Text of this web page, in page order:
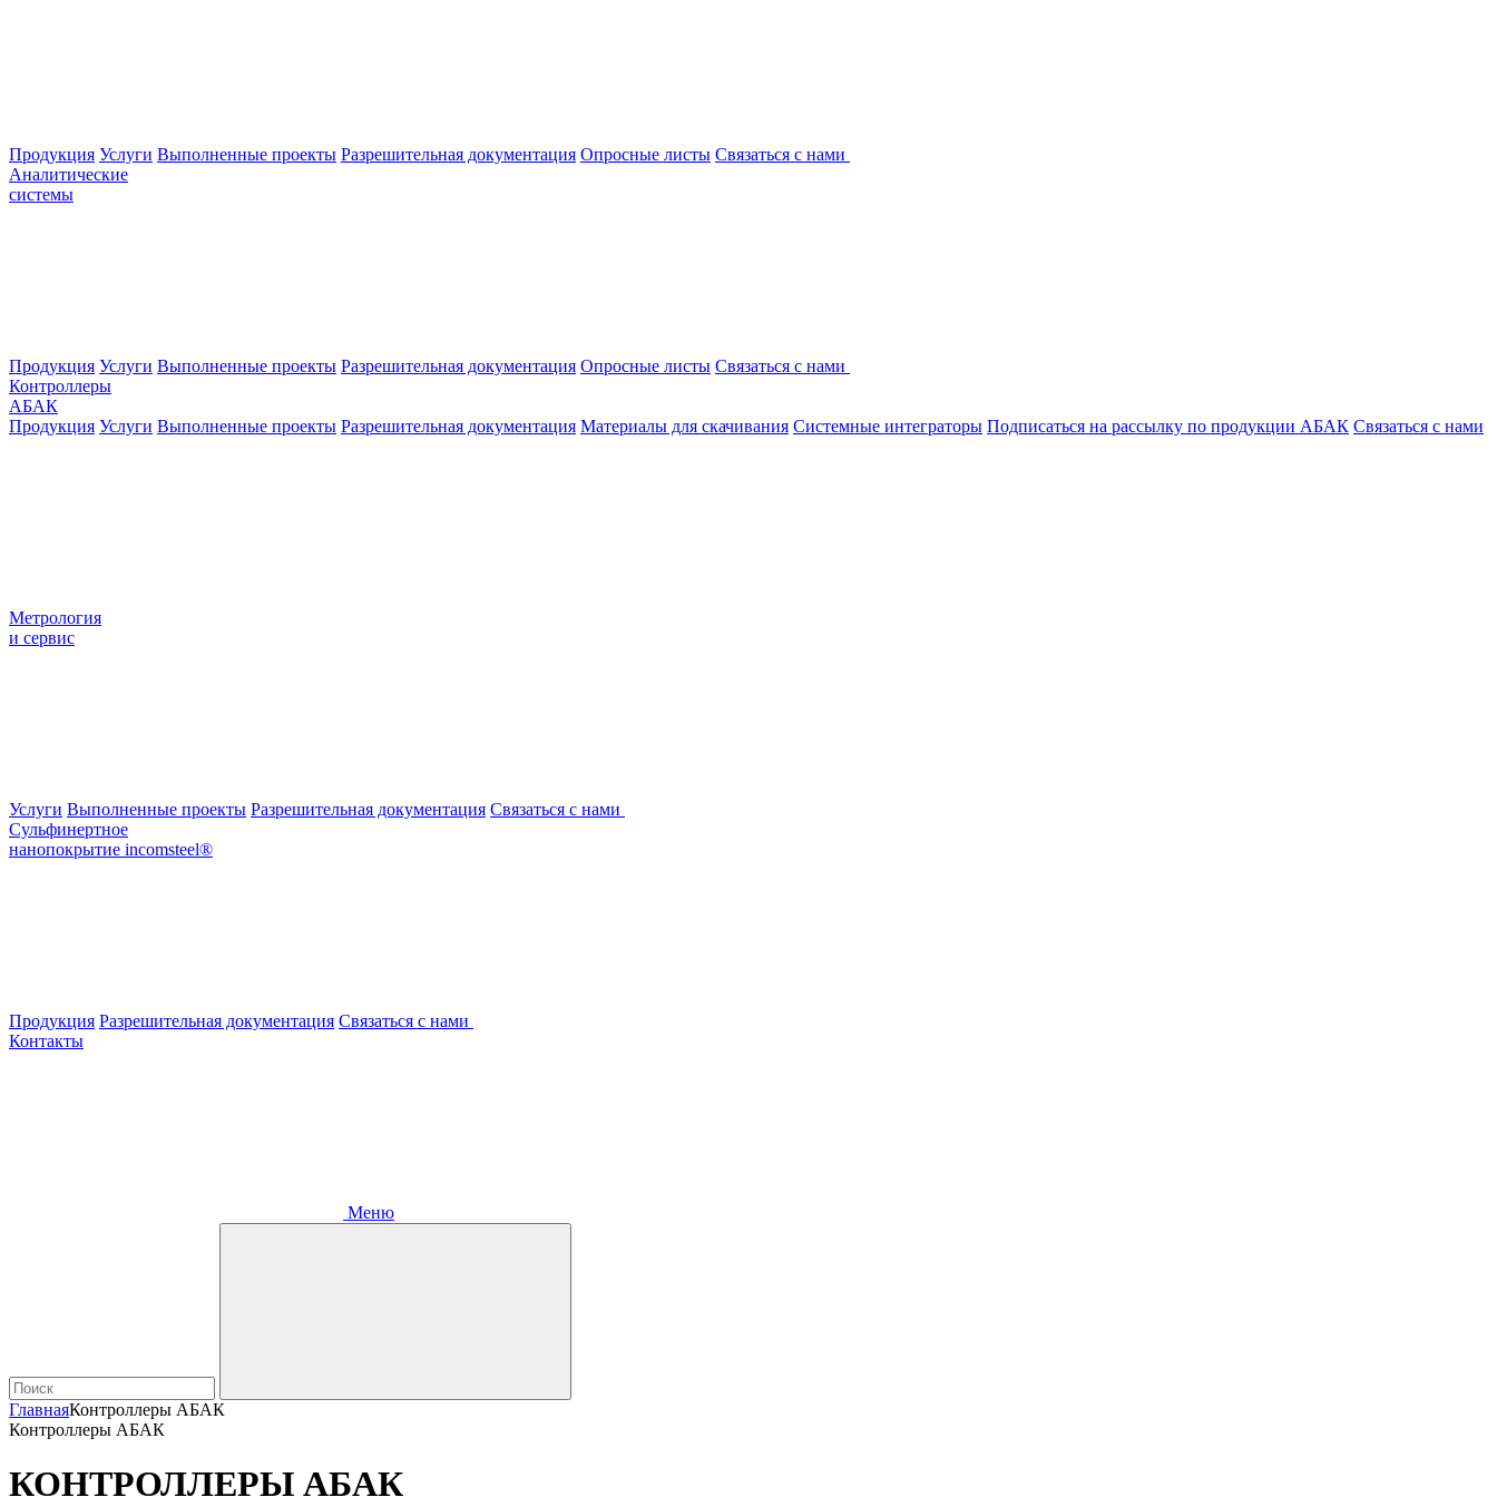
Продукция Услуги Выполненные проекты Разрешительная документация Опросные листы Связаться с нами
Аналитические
системы
Продукция Услуги Выполненные проекты Разрешительная документация Опросные листы Связаться с нами
Контроллеры
АБАК
Продукция Услуги Выполненные проекты Разрешительная документация Материалы для скачивания Системные интеграторы Подписаться на рассылку по продукции АБАК Связаться с нами
Метрология
и сервис
Услуги Выполненные проекты Разрешительная документация Связаться с нами
Сульфинертное
нанопокрытие incomsteel®
Продукция Разрешительная документация Связаться с нами
Контакты
Меню
ГлавнаяКонтроллеры АБАК
Контроллеры АБАК
КОНТРОЛЛЕРЫ АБАК